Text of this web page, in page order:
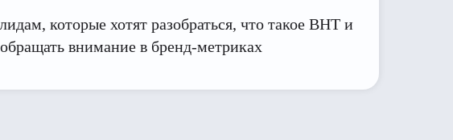
которые хотят разобраться, что такое BHT и
внимание в бренд-метриках